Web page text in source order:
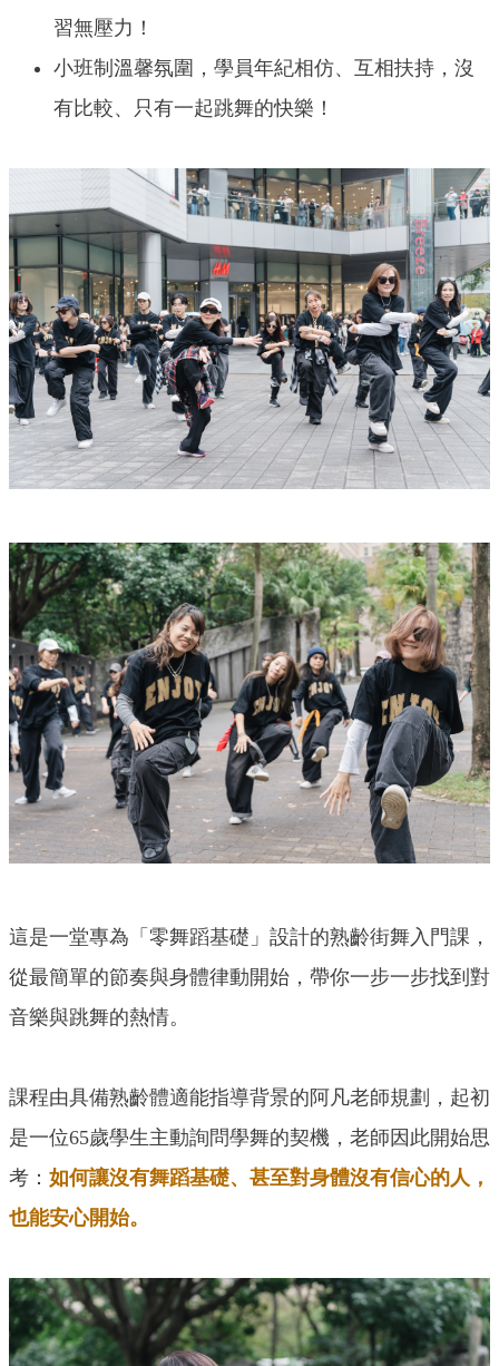
習無壓力！
小班制溫馨氛圍，學員年紀相仿、互相扶持，沒
有比較、只有一起跳舞的快樂！
這是一堂專為「零舞蹈基礎」設計的熟齡街舞入門課，
從最簡單的節奏與身體律動開始，帶你一步一步找到對
音樂與跳舞的熱情。
課程由具備熟齡體適能指導背景的阿凡老師規劃，起初
是一位65歲學生主動詢問學舞的契機，老師因此開始思
考： 如何讓沒有舞蹈基礎、甚至對身體沒有信心的人，
也能安心開始。